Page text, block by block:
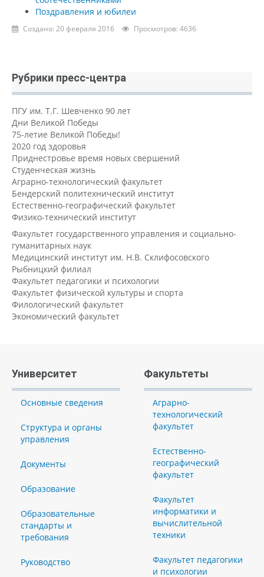
Поздравления и юбилеи
Создано: 20 февраля 2016 Просмотров: 4636
Рубрики пресс-центра
ПГУ им. Т.Г. Шевченко 90 лет
Дни Великой Победы
75-летие Великой Победы!
2020 год здоровья
Приднестровье время новых свершений
Студенческая жизнь
Аграрно-технологический факультет
Бендерский политехнический институт
Естественно-географический факультет
Физико-технический институт
Факультет государственного управления и социально-
гуманитарных наук
Медицинский институт им. Н.В. Склифосовского
Рыбницкий филиал
Факультет педагогики и психологии
Факультет физической культуры и спорта
Филологический факультет
Экономический факультет
Университет
Основные сведения
Структура и органы
управления
Документы
Образование
Образовательные
стандарты и
требования
Руководство
Факультеты
Аграрно-
технологический
факультет
Естественно-
географический
факультет
Факультет
информатики и
вычислительной
техники
Факультет педагогики
и психологии